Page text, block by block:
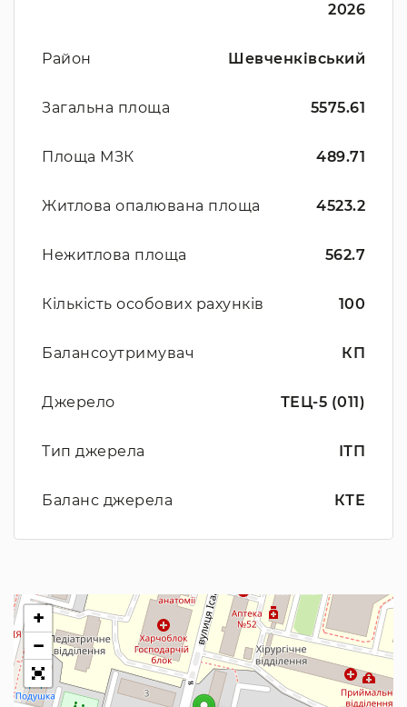
2026
Район Шевченківський
Загальна площа 5575.61
Площа МЗК 489.71
Житлова опалювана площа 4523.2
Нежитлова площа 562.7
Кількість особових рахунків 100
Балансоутримувач КП
Джерело ТЕЦ-5 (011)
Тип джерела ІТП
Баланс джерела КТЕ
+
−